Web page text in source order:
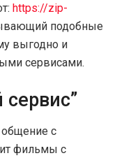
https://zip-
подобные
выгодно и
сервисами.
с
фильмы с